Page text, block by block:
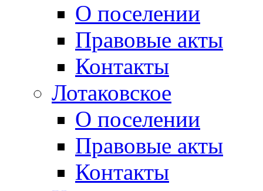
О поселении
Правовые акты
Контакты
Лотаковское
О поселении
Правовые акты
Контакты